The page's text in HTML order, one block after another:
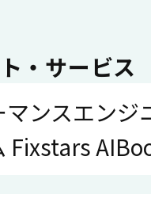
・サービス
マンスエンジ
Fixstars